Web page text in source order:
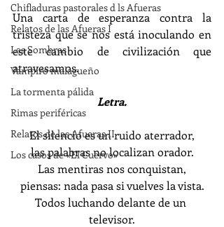
Chifladuras pastorales d ls Afueras
Relatos de las Afueras I
Las Sombras
Vampiro malagueño
La tormenta pálida
Rimas periféricas
Relatos de las Afueras II
Los casos de «El Cuervo»
Una carta de esperanza contra la
tristeza que se nos está inoculando en
este cambio de civilización que
atravesamos.
Letra.
El silencio es un ruido aterrador,
las palabras no localizan orador.
Las mentiras nos conquistan,
piensas: nada pasa si vuelves la vista.
Todos luchando delante de un
televisor.